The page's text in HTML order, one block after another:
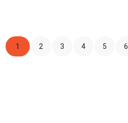
1 2 3 4 5 6